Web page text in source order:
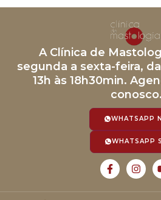
A Clínica de
segunda a sexta-feira,
13h às 18h30min.
conosco.
WHATSAPP
WHATSAPP